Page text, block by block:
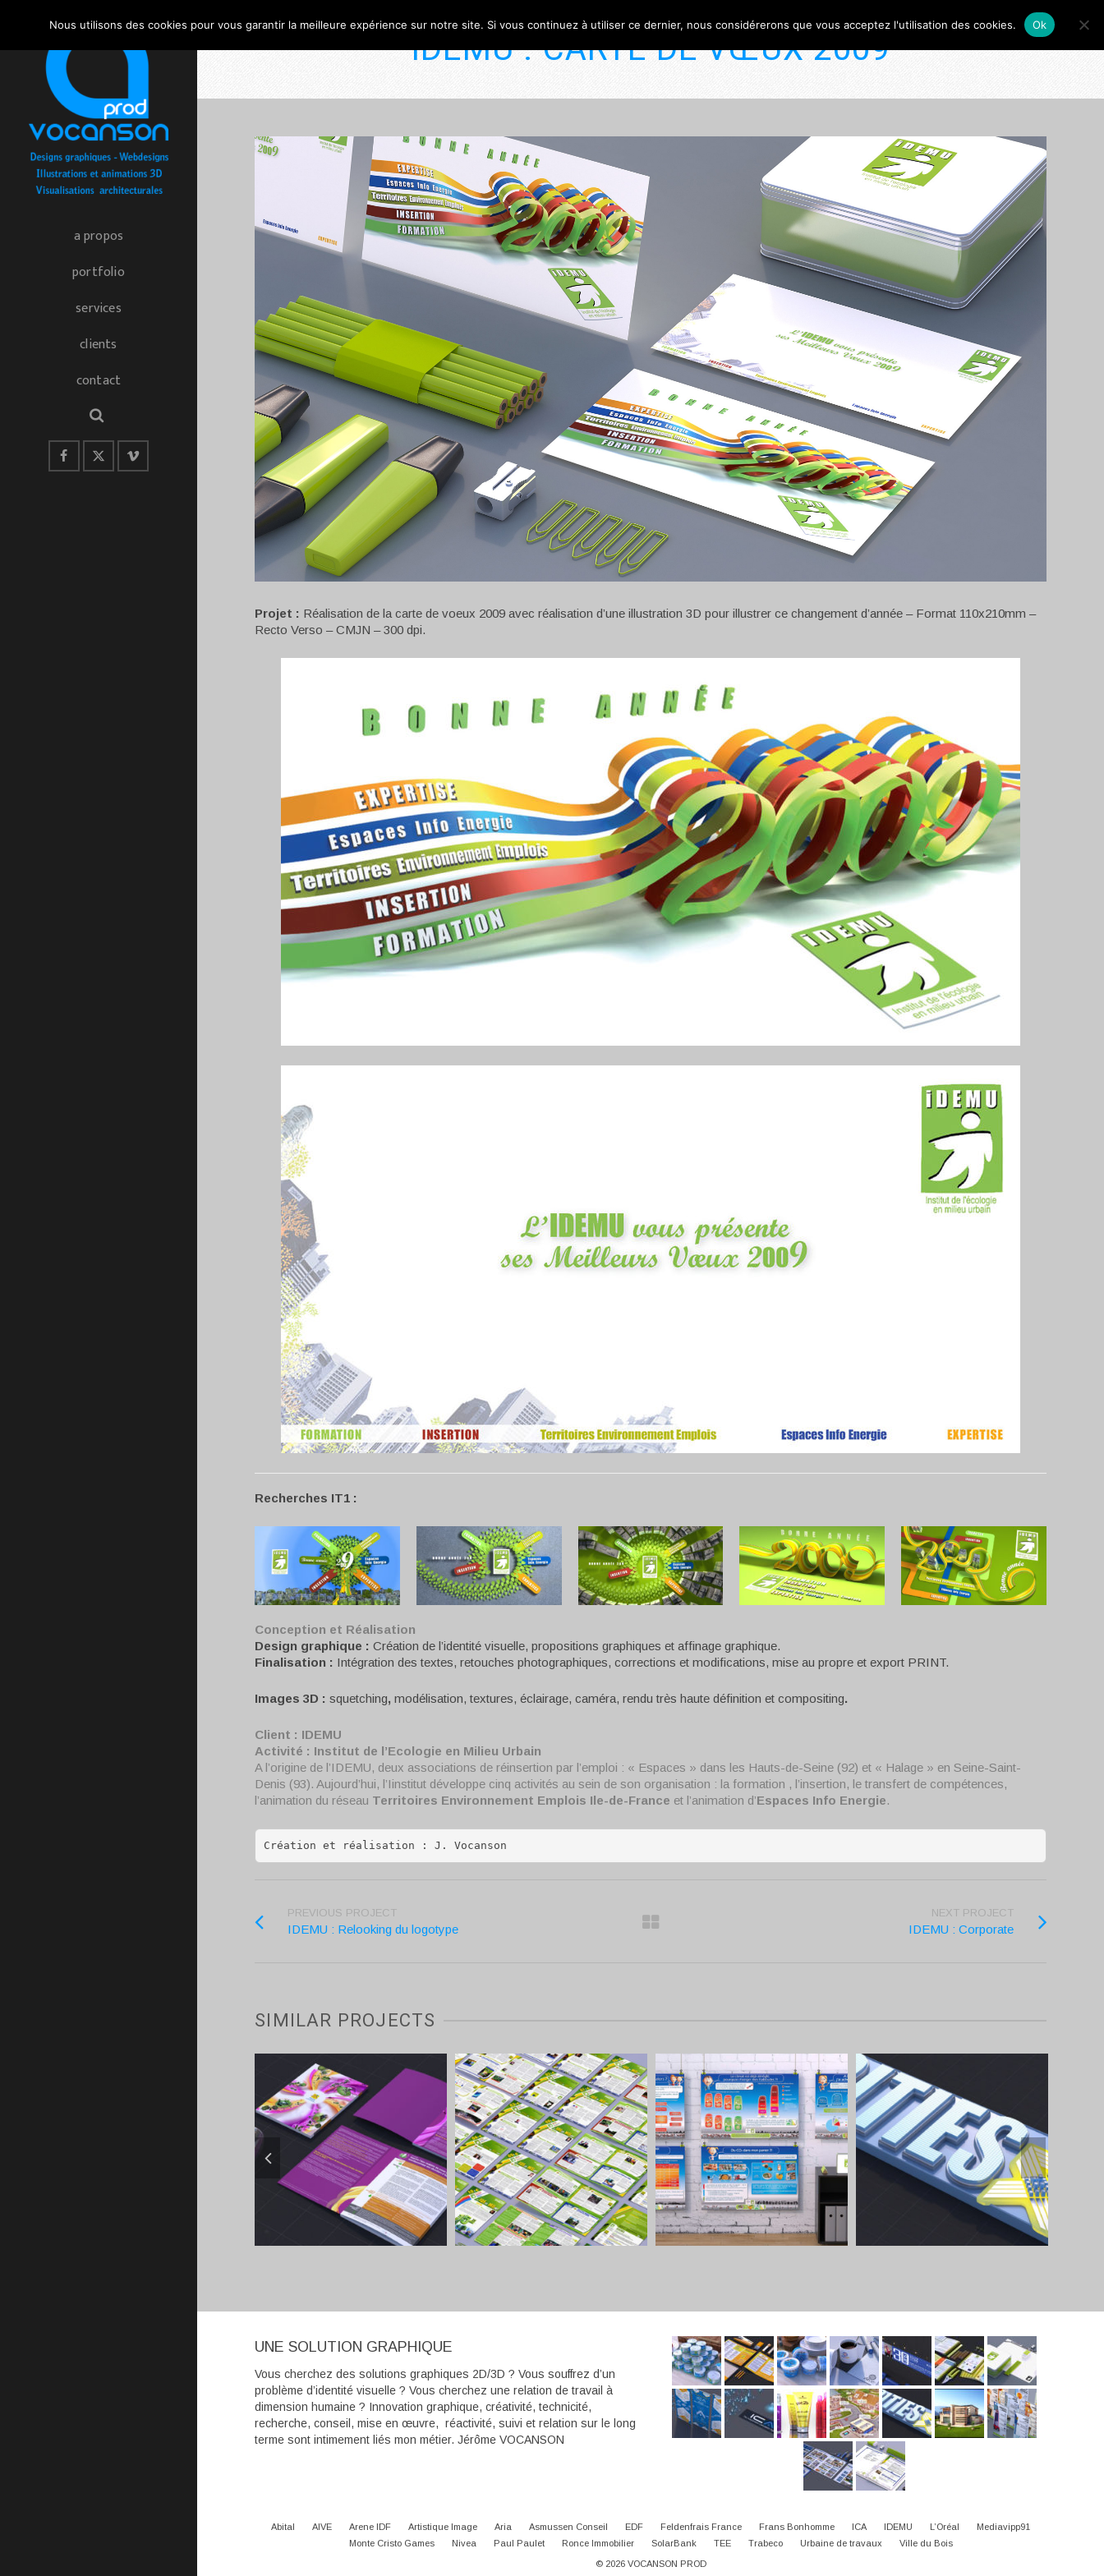
a propos
portfolio
services
clients
contact
IDEMU : CARTE DE VŒUX 2009
Projet : Réalisation de la carte de voeux 2009 avec réalisation d’une illustration 3D pour illustrer ce changement d’année – Format 110x210mm –
Recto Verso – CMJN – 300 dpi.
Recherches IT1 :
Conception et Réalisation
Design graphique : Création de l’identité visuelle, propositions graphiques et affinage graphique.
Finalisation : Intégration des textes, retouches photographiques, corrections et modifications, mise au propre et export PRINT.
Images 3D :squetching,modélisation, textures, éclairage, caméra, rendu très haute définition et compositing.
Client : IDEMU
Activité : Institut de l’Ecologie en Milieu Urbain
A l’origine de l’IDEMU, deux associations de réinsertion par l’emploi : « Espaces » dans les Hauts-de-Seine (92) et « Halage » en Seine-Saint-
Denis (93). Aujourd’hui, l’Iinstitut développe cinq activités au sein de son organisation : la formation , l’insertion, le transfert de compétences,
l’animation du réseau Territoires Environnement Emplois Ile-de-France et l’animation d’Espaces Info Energie.
Création et réalisation : J. Vocanson
PREVIOUS PROJECT
IDEMU : Relooking du logotype
NEXT PROJECT
IDEMU : Corporate
SIMILAR PROJECTS
UNE SOLUTION GRAPHIQUE
Vous cherchez des solutions graphiques 2D/3D ? Vous souffrez d’un
problème d’identité visuelle ? Vous cherchez une relation de travail à
dimension humaine ? Innovation graphique, créativité, technicité,
recherche, conseil, mise en œuvre, réactivité, suivi et relation sur le long
terme sont intimement liés mon métier. Jérôme VOCANSON
Abital AIVE Arene IDF Artistique Image Aria Asmussen Conseil EDF Feldenfrais France Frans Bonhomme ICA IDEMU L’Oréal
Mediavipp91
Monte Cristo Games
Nivea Paul Paulet Ronce Immobilier SolarBank TEE Trabeco Urbaine de travaux Ville du Bois
© 2026 VOCANSON PROD
Nous utilisons des cookies pour vous garantir la meilleure expérience sur notre site. Si vous continuez à utiliser ce dernier, nous considérerons que vous acceptez l'utilisation des cookies. Ok